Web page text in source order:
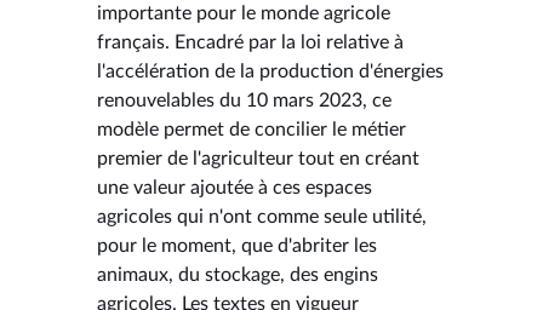
importante pour le monde agricole
français. Encadré par la loi relative à
l'accélération de la production d'énergies
renouvelables du 10 mars 2023, ce
modèle permet de concilier le métier
premier de l'agriculteur tout en créant
une valeur ajoutée à ces espaces
agricoles qui n'ont comme seule utilité,
pour le moment, que d'abriter les
animaux, du stockage, des engins
agricoles. Les textes en vigueur